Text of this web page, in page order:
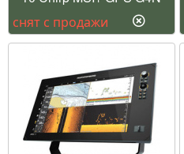
снят с продажи